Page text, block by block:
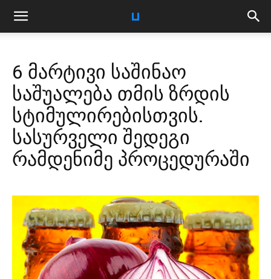
6 მარტივი საშინაო
საშუალება თმის ზრდის
სტიმულირებისთვის.
სასურველი შედეგი
რამდენიმე პროცედურაში